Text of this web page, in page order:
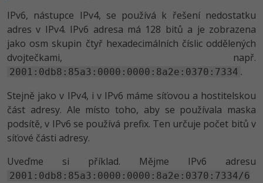
IPv6, nástupce IPv4, se používá k řešení nedostatku
adres v IPv4. IPv6 adresa má 128 bitů a je zobrazena
jako osm skupin čtyř hexadecimálních číslic oddělených
dvojtečkami, např.
2001:0db8:85a3:0000:0000:8a2e:0370:7334 .
Stejně jako v IPv4, i v IPv6 máme síťovou a hostitelskou
část adresy. Ale místo toho, aby se používala maska
podsítě, v IPv6 se používá prefix. Ten určuje počet bitů v
síťové části adresy.
Uveďme si příklad. Mějme IPv6 adresu
2001:0db8:85a3:0000:0000:8a2e:0370:7334/6